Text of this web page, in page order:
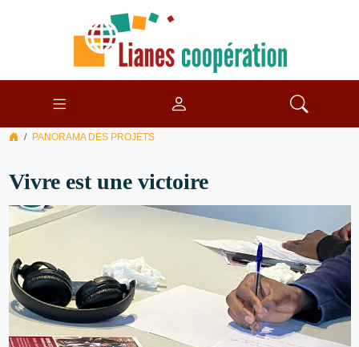
PANORAMA DES PROJETS
Vivre est une victoire